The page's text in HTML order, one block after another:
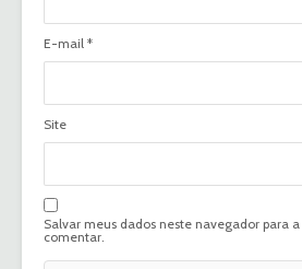
E-mail *
Site
Salvar meus dados neste navegador para
comentar.